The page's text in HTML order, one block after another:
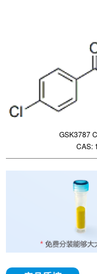
GSK3787
CAS: